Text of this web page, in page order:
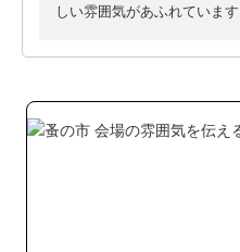
※写真をまたまた撮り忘れた
しい雰囲気があふれていま